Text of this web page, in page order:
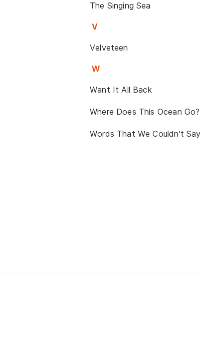
The Singing Sea
V
Velveteen
W
Want It All Back
Where Does This Ocean Go?
Words That We Couldn't Say